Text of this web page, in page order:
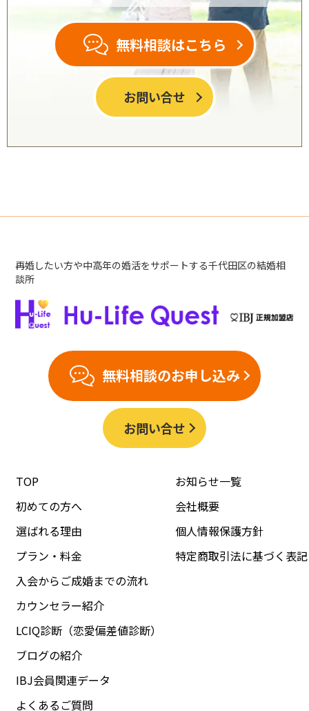
無料相談はこちら
お問い合せ
再婚したい方や中高年の婚活をサポートする千代田区の結婚相
談所
無料相談のお申し込み
お問い合せ
TOP
初めての方へ
選ばれる理由
プラン・料金
入会からご成婚までの流れ
カウンセラー紹介
LCIQ診断（恋愛偏差値診断）
ブログの紹介
IBJ会員関連データ
よくあるご質問
お知らせ一覧
会社概要
個人情報保護方針
特定商取引法に基づく表記